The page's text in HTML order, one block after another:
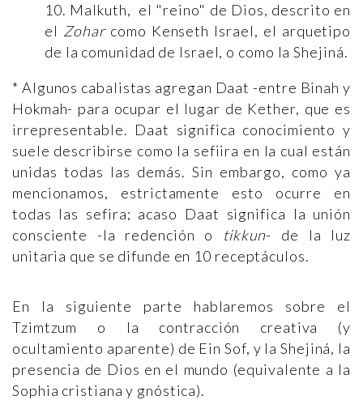
10. Malkuth, el "reino" de Dios, descrito en
el Zoharcomo Kenseth Israel, el arquetipo
de la comunidad de Israel, o como la Shejiná.
* Algunos cabalistas agregan Daat -entre Binah y
Hokmah- para ocupar el lugar de Kether, que es
irrepresentable. Daat significa conocimiento y
suele describirse como la sefiira en la cual están
unidas todas las demás. Sin embargo, como ya
mencionamos, estrictamente esto ocurre en
todas las sefira; acaso Daat significa la unión
consciente -la redención o tikkun- de la luz
unitaria que se difunde en 10 receptáculos.
En la siguiente parte hablaremos sobre el
Tzimtzum o la contracción creativa (y
ocultamiento aparente) de Ein Sof, y la Shejiná, la
presencia de Dios en el mundo (equivalente a la
Sophia cristiana y gnóstica).